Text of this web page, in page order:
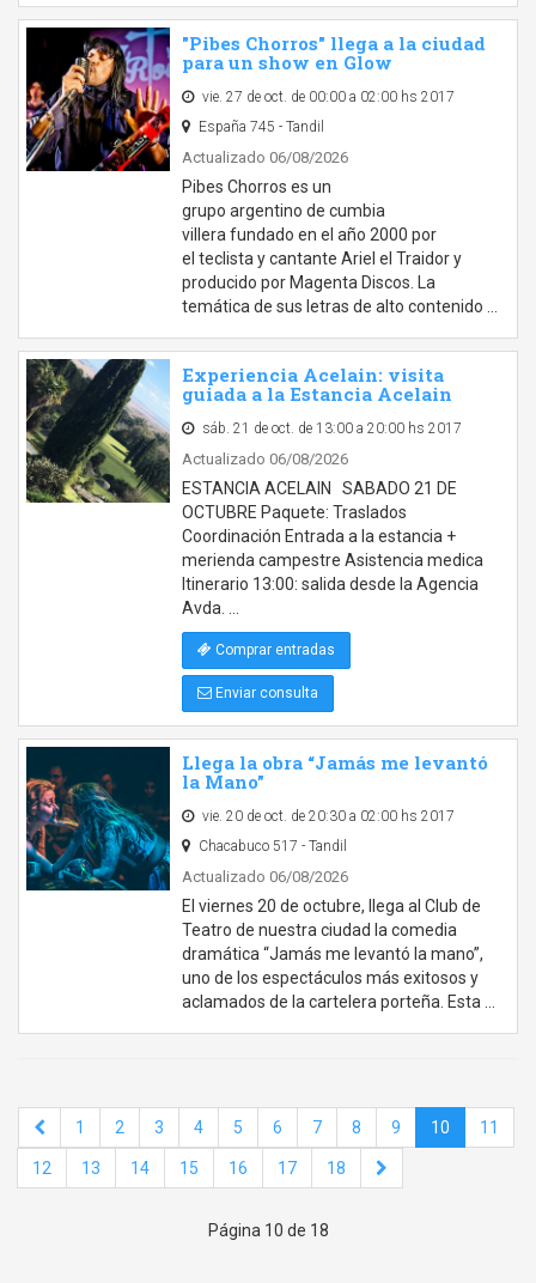
"Pibes Chorros" llega a la ciudad
para un show en Glow
vie. 27 de oct. de 00:00 a 02:00 hs 2017
España 745 - Tandil
Actualizado 06/08/2026
Pibes Chorros es un
grupo argentino de cumbia
villera fundado en el año 2000 por
el teclista y cantante Ariel el Traidor y
producido por Magenta Discos. La
temática de sus letras de alto contenido …
Experiencia Acelain: visita
guiada a la Estancia Acelain
sáb. 21 de oct. de 13:00 a 20:00 hs 2017
Actualizado 06/08/2026
ESTANCIA ACELAIN SABADO 21 DE
OCTUBRE Paquete: Traslados
Coordinación Entrada a la estancia +
merienda campestre Asistencia medica
Itinerario 13:00: salida desde la Agencia
Avda. …
Comprar entradas
Enviar consulta
Llega la obra “Jamás me levantó
la Mano”
vie. 20 de oct. de 20:30 a 02:00 hs 2017
Chacabuco 517 - Tandil
Actualizado 06/08/2026
El viernes 20 de octubre, llega al Club de
Teatro de nuestra ciudad la comedia
dramática “Jamás me levantó la mano”,
uno de los espectáculos más exitosos y
aclamados de la cartelera porteña. Esta …
1 2 3 4 5 6 7 8 9 10 11
12 13 14 15 16 17 18
Página 10 de 18